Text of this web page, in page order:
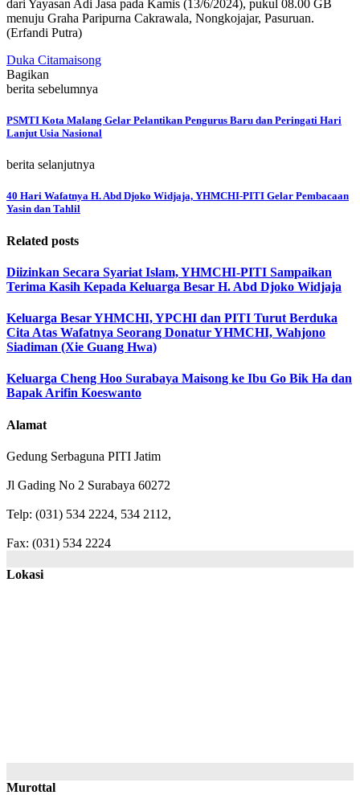
dari Yayasan Adi Jasa pada Kamis (13/6/2024), pukul 08.00 GB
menuju Graha Paripurna Cakrawala, Nongkojajar, Pasuruan.
(Erfandi Putra)
Duka Citamaisong
Bagikan
berita sebelumnya
PSMTI Kota Malang Gelar Pelantikan Pengurus Baru dan Peringati Hari
Lanjut Usia Nasional
berita selanjutnya
40 Hari Wafatnya H. Abd Djoko Widjaja, YHMCHI-PITI Gelar Pembacaan
Yasin dan Tahlil
Related posts
Diizinkan Secara Syariat Islam, YHMCHI-PITI Sampaikan
Terima Kasih Kepada Keluarga Besar H. Abd Djoko Widjaja
Keluarga Besar YHMCHI, YPCHI dan PITI Turut Berduka
Cita Atas Wafatnya Seorang Donatur YHMCHI, Wahjono
Siadiman (Xie Guang Hwa)
Keluarga Cheng Hoo Surabaya Maisong ke Ibu Go Bik Ha dan
Bapak Arifin Koeswanto
Alamat
Gedung Serbaguna PITI Jatim
Jl Gading No 2 Surabaya 60272
Telp: (031) 534 2224, 534 2112,
Fax: (031) 534 2224
Lokasi
Murottal